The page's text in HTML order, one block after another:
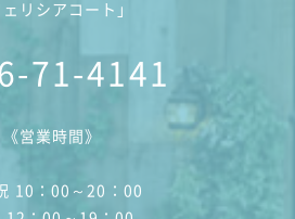
ェリシアコート」
71-4141
《営業時間》
10：00～20：00